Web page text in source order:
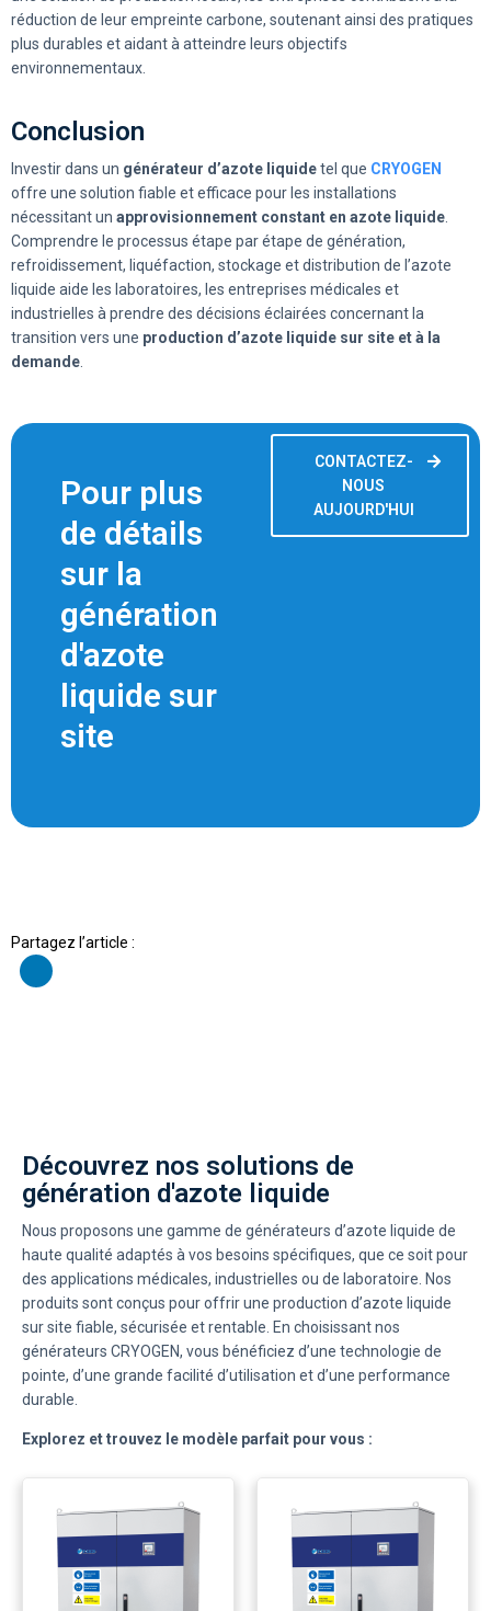
réduction de leur empreinte carbone, soutenant ainsi des pratiques
plus durables et aidant à atteindre leurs objectifs
environnementaux.
Conclusion
Investir dans un générateur d’azote liquidetel que CRYOGEN
offre une solution fiable et efficace pour les installations
nécessitant un approvisionnement constant en azote liquide
Comprendre le processus étape par étape de génération,
refroidissement, liquéfaction, stockage et distribution de l’azote
liquide aide les laboratoires, les entreprises médicales et
industrielles à prendre des décisions éclairées concernant la
transition vers une production d’azote liquide sur site et à la
demande
Pour plus
de détails
sur la
génération
d'azote
liquide sur
site
CONTACTEZ-
NOUS
AUJOURD'HUI
Partagez l’article :
Découvrez nos solutions de
génération d'azote liquide
Nous proposons une gamme de générateurs d’azote liquide de
haute qualité adaptés à vos besoins spécifiques, que ce soit pour
des applications médicales, industrielles ou de laboratoire. Nos
produits sont conçus pour offrir une production d’azote liquide
sur site fiable, sécurisée et rentable. En choisissant nos
générateurs CRYOGEN, vous bénéficiez d’une technologie de
pointe, d’une grande facilité d’utilisation et d’une performance
durable.
Explorez et trouvez le modèle parfait pour vous :